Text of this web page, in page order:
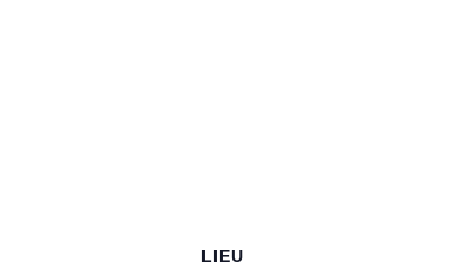
LIEU